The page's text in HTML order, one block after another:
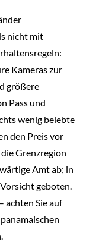
nicht mit
Kameras zur
größere
Pass und
wenig belebte
den Preis vor
Grenzregion
Amt ab; in
geboten.
achten Sie auf